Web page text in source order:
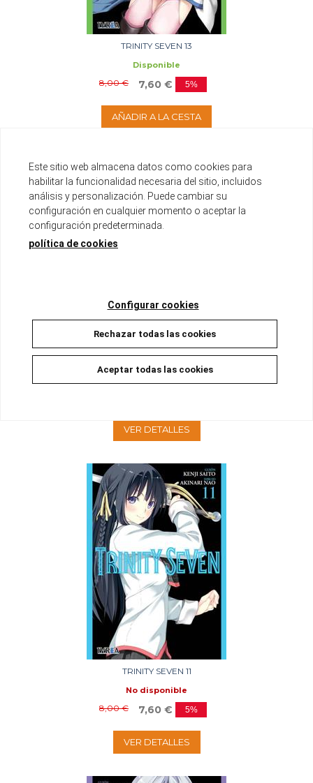
TRINITY SEVEN 13
Disponible
8,00 € 7,60 € 5%
AÑADIR A LA CESTA
TRINITY SEVEN 12
VER DETALLES
TRINITY SEVEN 11
No disponible
8,00 € 7,60 € 5%
VER DETALLES
Este sitio web almacena datos como cookies para
habilitar la funcionalidad necesaria del sitio, incluidos
análisis y personalización. Puede cambiar su
configuración en cualquier momento o aceptar la
configuración predeterminada.
política de cookies
Configurar cookies
Rechazar todas las cookies
Aceptar todas las cookies